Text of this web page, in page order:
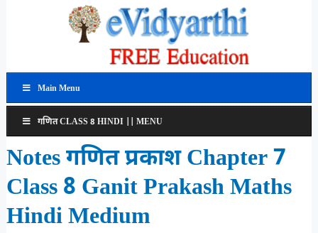
Main Menu
गणित CLASS 8 HINDI || MENU
Notes गणित प्रकाश Chapter 7
Class 8 Ganit Prakash Maths
Hindi Medium